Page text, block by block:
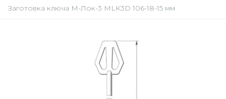
Заготовка ключа М-Лок-3 MLK3D 106-18-15 мм